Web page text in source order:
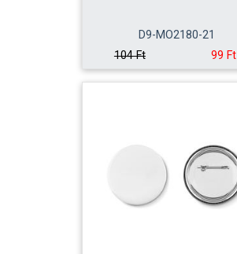
D9-MO2180-21
104 Ft
99 Ft